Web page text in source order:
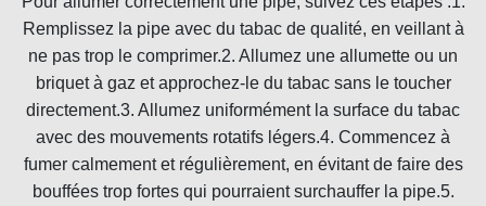
Remplissez la pipe avec du tabac de qualité, en veillant à
ne pas trop le comprimer.2. Allumez une allumette ou un
briquet à gaz et approchez-le du tabac sans le toucher
directement.3. Allumez uniformément la surface du tabac
avec des mouvements rotatifs légers.4. Commencez à
fumer calmement et régulièrement, en évitant de faire des
bouffées trop fortes qui pourraient surchauffer la pipe.5.